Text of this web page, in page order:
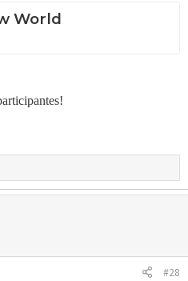
World
#28